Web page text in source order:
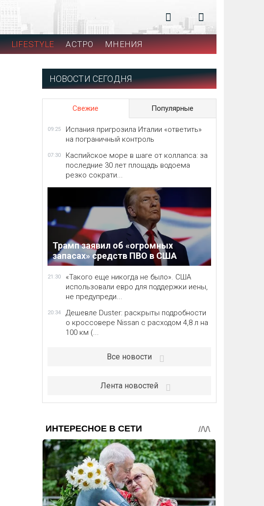
LIFESTYLE АСТРО МНЕНИЯ
НОВОСТИ СЕГОДНЯ
Свежие Популярные
09:25
Испания пригрозила Италии «ответить»
на пограничный контроль
07:30
Каспийское море в шаге от коллапса: за
последние 30 лет площадь водоема
резко сократи...
Трамп заявил об «огромных
запасах» средств ПВО в США
21:30
«Такого еще никогда не было». США
использовали евро для поддержки иены,
не предупреди...
20:34
Дешевле Duster: раскрыты подробности
о кроссовере Nissan с расходом 4,8 л на
100 км (...
Все новости
Лента новостей